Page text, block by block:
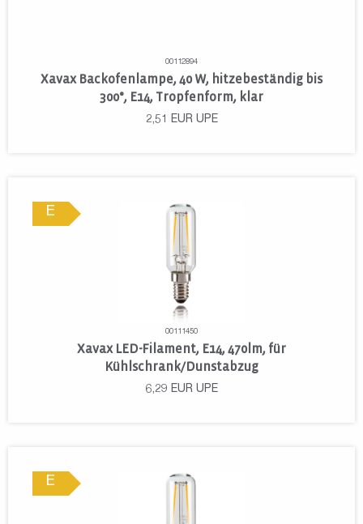
00112894
Xavax Backofenlampe, 40 W, hitzebeständig bis
300°, E14, Tropfenform, klar
2,51 EUR UPE
E
00111450
Xavax LED-Filament, E14, 470lm, für
Kühlschrank/Dunstabzug
6,29 EUR UPE
E